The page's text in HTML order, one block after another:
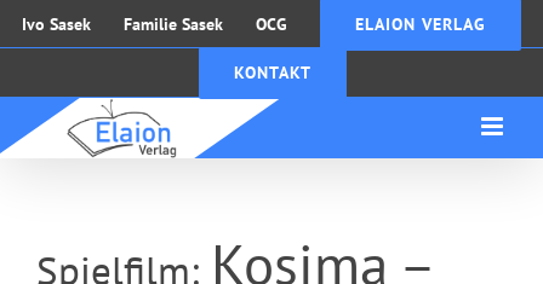
Zum
Inhalt
Ivo Sasek Familie Sasek OCG ELAION VERLAG
KONTAKT
Spielfilm: Kosima –